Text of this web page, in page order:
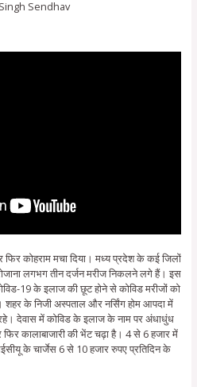
फिर कोहराम मचा दिया। मध्य प्रदेश के कई जिलों
लगभग तीन दर्जन मरीज निकलने लगे हैं। इस
19 के इलाज की छूट होने से कोविड मरीजों को
के निजी अस्पताल और नर्सिंग होम आपदा में
देवास में कोविड के इलाज के नाम पर अंधाधुंध
कालाबाजारी की भेंट चढ़ा है। 4 से 6 हजार में
के चार्जेस 6 से 10 हजार रुपए प्रतिदिन के